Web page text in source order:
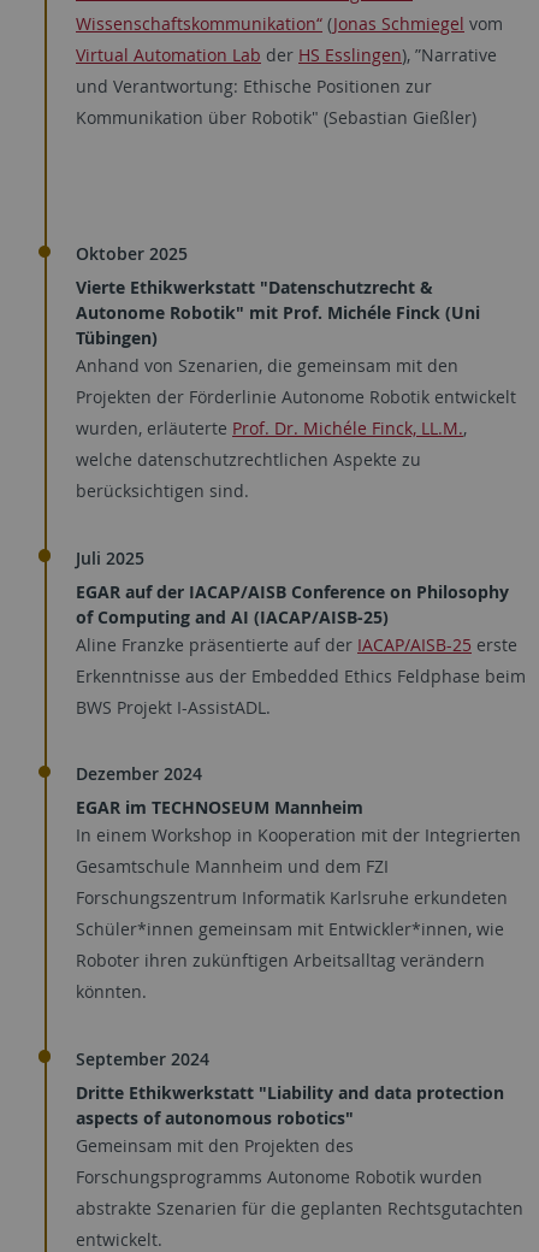
Wissenschaftskommunikation“ (Jonas Schmiegel vom
Virtual Automation Lab der HS Esslingen), ”Narrative
und Verantwortung: Ethische Positionen zur
Kommunikation über Robotik" (Sebastian Gießler)
Oktober 2025
Vierte Ethikwerkstatt "Datenschutzrecht &
Autonome Robotik" mit Prof. Michéle Finck (Uni
Tübingen)
Anhand von Szenarien, die gemeinsam mit den
Projekten der Förderlinie Autonome Robotik entwickelt
wurden, erläuterte Prof. Dr. Michéle Finck, LL.M.,
welche datenschutzrechtlichen Aspekte zu
berücksichtigen sind.
Juli 2025
EGAR auf der IACAP/AISB Conference on Philosophy
of Computing and AI (IACAP/AISB-25)
Aline Franzke präsentierte auf der IACAP/AISB-25 erste
Erkenntnisse aus der Embedded Ethics Feldphase beim
BWS Projekt I-AssistADL.
Dezember 2024
EGAR im TECHNOSEUM Mannheim
In einem Workshop in Kooperation mit der Integrierten
Gesamtschule Mannheim und dem FZI
Forschungszentrum Informatik Karlsruhe erkundeten
Schüler*innen gemeinsam mit Entwickler*innen, wie
Roboter ihren zukünftigen Arbeitsalltag verändern
könnten.
September 2024
Dritte Ethikwerkstatt "Liability and data protection
aspects of autonomous robotics"
Gemeinsam mit den Projekten des
Forschungsprogramms Autonome Robotik wurden
abstrakte Szenarien für die geplanten Rechtsgutachten
entwickelt.